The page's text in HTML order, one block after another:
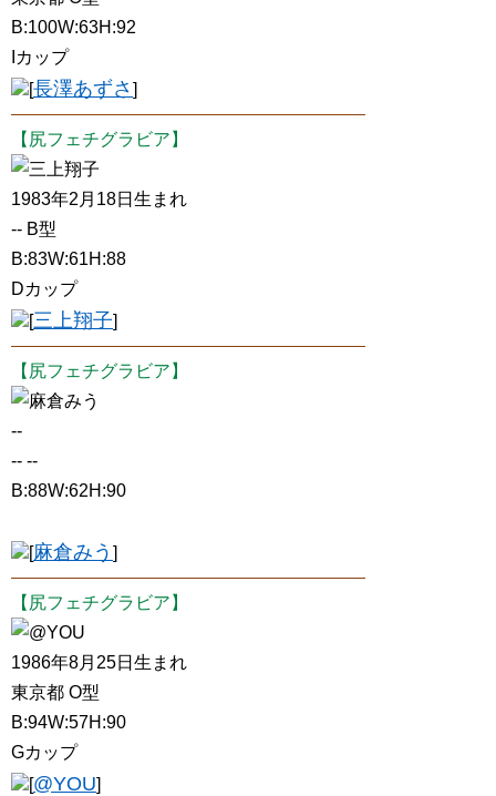
B:100W:63H:92
Iカップ
[長澤あずさ]
【尻フェチグラビア】
三上翔子
1983年2月18日生まれ
-- B型
B:83W:61H:88
Dカップ
[三上翔子]
【尻フェチグラビア】
麻倉みう
--
-- --
B:88W:62H:90
[麻倉みう ]
【尻フェチグラビア】
@YOU
1986年8月25日生まれ
東京都 O型
B:94W:57H:90
Gカップ
[@YOU]